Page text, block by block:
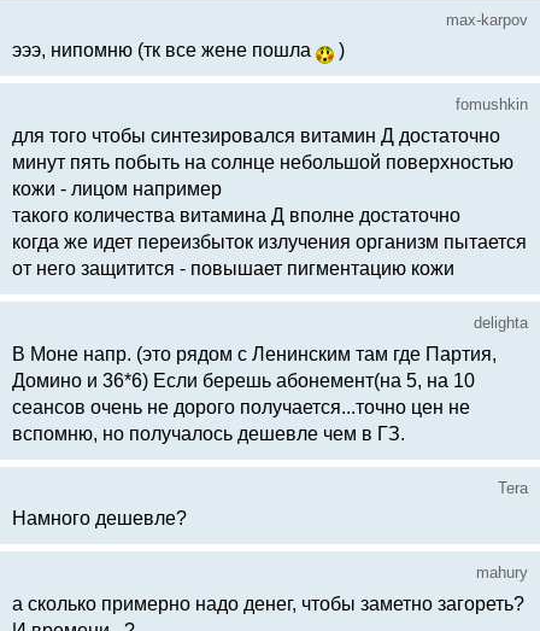
max-karpov
эээ, нипомню (тк все жене пошла )
fomushkin
для того чтобы синтезировался витамин Д достаточно
минут пять побыть на солнце небольшой поверхностью
кожи - лицом например
такого количества витамина Д вполне достаточно
когда же идет переизбыток излучения организм пытается
от него защитится - повышает пигментацию кожи
delighta
В Моне напр. (это рядом с Ленинским там где Партия,
Домино и 36*6) Если берешь абонемент(на 5, на 10
сеансов очень не дорого получается...точно цен не
вспомню, но получалось дешевле чем в ГЗ.
Tera
Намного дешевле?
mahury
а сколько примерно надо денег, чтобы заметно загореть?